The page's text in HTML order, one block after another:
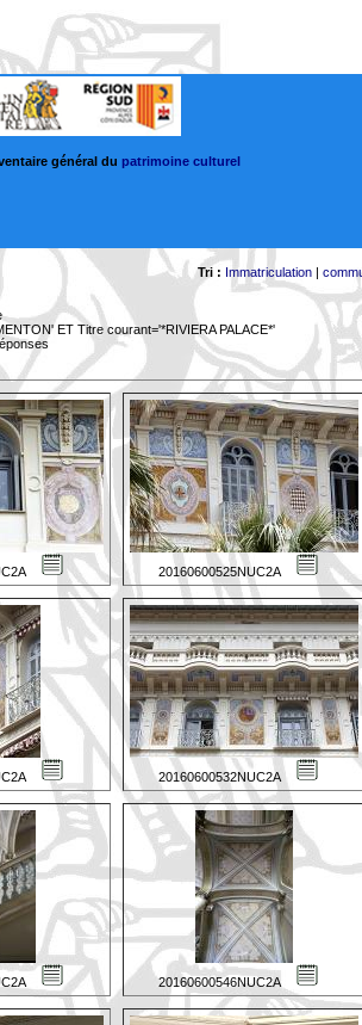
général du patrimoine culturel
Tri : Immatriculation|
ET Titre courant='*RIVIERA PALACE*'
20160600525NUC2A
20160600532NUC2A
20160600546NUC2A